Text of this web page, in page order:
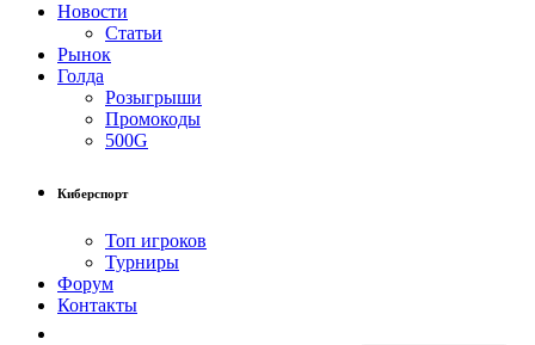
Новости
Статьи
Рынок
Голда
Розыгрыши
Промокоды
500G
Киберспорт
Топ игроков
Турниры
Форум
Контакты